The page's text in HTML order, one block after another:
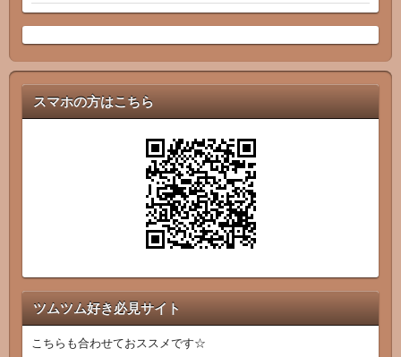
スマホの方はこちら
ツムツム好き必見サイト
こちらも合わせておススメです☆